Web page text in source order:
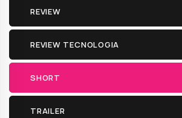
REVIEW
REVIEW TECNOLOGIA
SHORT
TRAILER